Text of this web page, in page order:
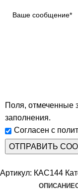
Поля, отмеченные
заполнения.
Согласен с
Артикул: КАС144
ОПИСАНИЕ